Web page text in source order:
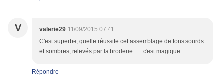
V valerie29 11/09/2015 07:41
C'est superbe, quelle réussite cet assemblage de tons sourds
et sombres, relevés par la broderie...... c'est magique
Répondre